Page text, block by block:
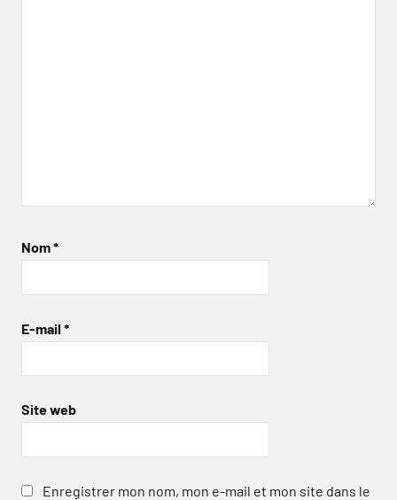
Nom*
E-mail *
Site web
Enregistrer mon nom, mon e-mail et mon site dans le